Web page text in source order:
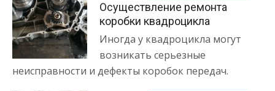
Осуществление ремонта
коробки квадроцикла
Иногда у квадроцикла могут
возникать серьезные
неисправности и дефекты коробок передач.